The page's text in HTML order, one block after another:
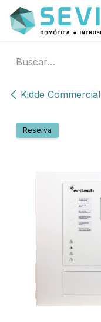
Ir al contenido
Kidde Commercial
Reserva